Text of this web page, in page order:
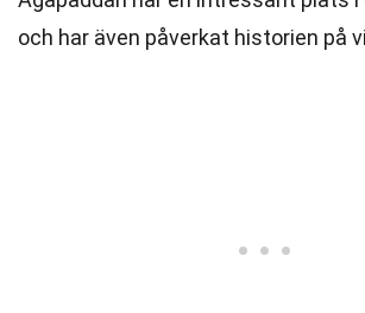
och har även påverkat historien på